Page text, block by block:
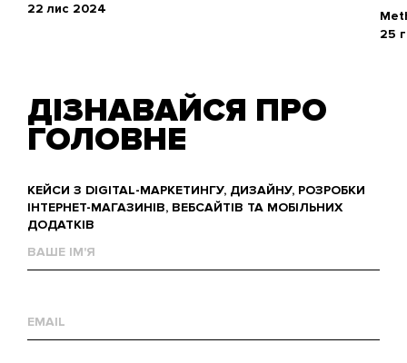
22 лис 2024
25
ДІЗНАВАЙСЯ ПРО
ГОЛОВНЕ
КЕЙСИ З DIGITAL-МАРКЕТИНГУ, ДИЗАЙНУ, РОЗРОБКИ
ІНТЕРНЕТ-МАГАЗИНІВ, ВЕБСАЙТІВ ТА МОБІЛЬНИХ
ДОДАТКІВ
им'я
mail